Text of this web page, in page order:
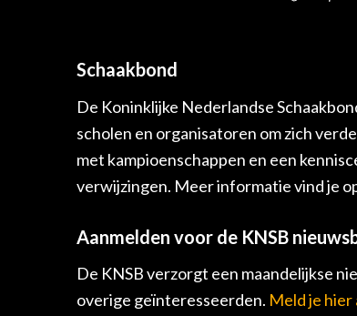
Schaakbond
De Koninklijke Nederlandse
scholen en organisatoren om zich
met kampioenschappen en een
verwijzingen. Meer informatie vind je
Aanmelden voor de KNSB
De KNSB verzorgt een maandelijkse
overige geïnteresseerden. Meld je hier